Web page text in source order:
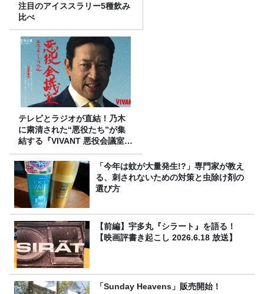
注目のアイススラリー5種飲み
比べ
テレビとラジオが直結！乃木
に粛清された“悪役たち”が集
結する『VIVANT 悪役会議室』
7/26(日)23時スタート！
「今年は蚊が大量発生!?」専門家が教え
る、刺されないための対策と虫除け剤の
選び方
【前編】宇多丸『シラート』を語る！
【映画評書き起こし 2026.6.18 放送】
「Sunday Heavens」販売開始！